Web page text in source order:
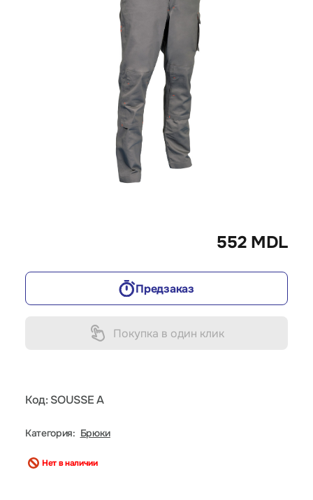
552 MDL
Предзаказ
Покупка в один клик
Код: SOUSSE A
Категория: Брюки
Нет в наличии